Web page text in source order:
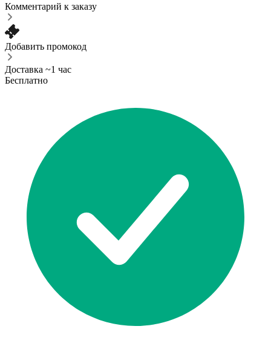
Комментарий к заказу
Добавить промокод
Доставка ~1 час
Бесплатно